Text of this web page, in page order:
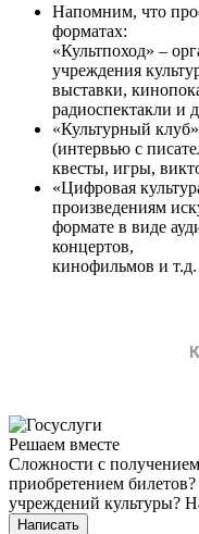
Напомним, что
форматах:
«Культпоход» –
учреждения
выставки,
радиоспектакли и
«Культурный
(интервью с
квесты, игры,
«Цифровая
произведениям
формате в виде
концертов,
кинофильмов и т.д.
Решаем вместе
Сложности с
приобретением
учреждений культуры?
Написать